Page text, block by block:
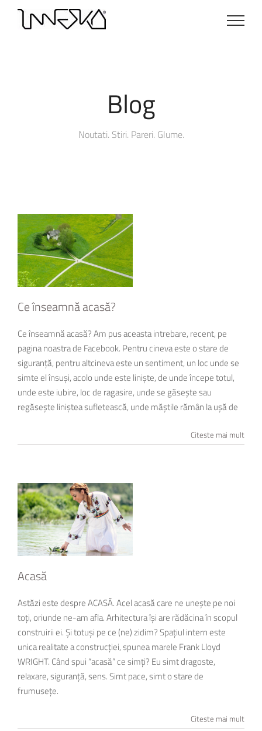
Blog
Noutati. Stiri. Pareri. Glume.
Ce înseamnă acasă?
Ce înseamnă acasă? Am pus aceasta intrebare, recent, pe
pagina noastra de Facebook. Pentru cineva este o stare de
siguranță, pentru altcineva este un sentiment, un loc unde se
simte el însuși, acolo unde este liniște, de unde începe totul,
unde este iubire, loc de ragasire, unde se găsește sau
regăsește liniștea sufletească, unde măștile rămân la ușă de
Citeste mai mult
Acasă
Astăzi este despre ACASĂ. Acel acasă care ne unește pe noi
toți, oriunde ne-am afla. Arhitectura își are rădăcina în scopul
construirii ei. Și totuși pe ce (ne) zidim? Spațiul intern este
unica realitate a construcției, spunea marele Frank Lloyd
WRIGHT. Când spui “acasă” ce simți? Eu simt dragoste,
relaxare, siguranță, sens. Simt pace, simt o stare de
frumusețe.
Citeste mai mult